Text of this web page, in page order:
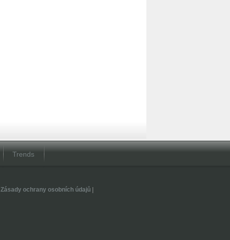
Trends
Zásady ochrany osobních údajů|